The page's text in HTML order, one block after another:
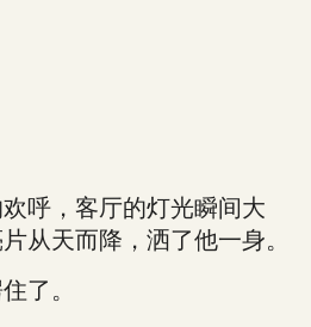
，客厅的灯光瞬间大
从天而降，洒了他一身。
了。